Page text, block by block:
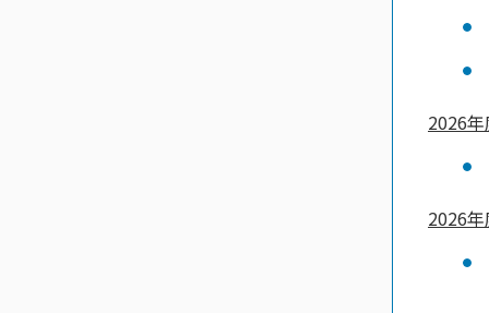
2026
2026